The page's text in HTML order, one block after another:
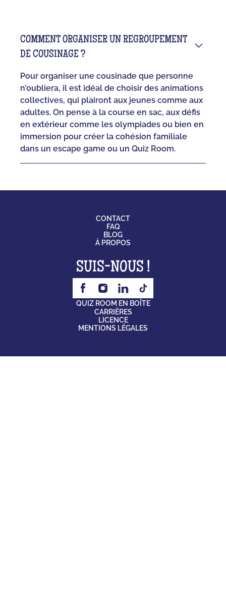
COMMENT ORGANISER UN REGROUPEMENT
DE COUSINAGE ?
Pour organiser une cousinade que personne
n’oubliera, il est idéal de choisir des animations
collectives, qui plairont aux jeunes comme aux
adultes. On pense à la course en sac, aux défis
en extérieur comme les olympiades ou bien en
immersion pour créer la cohésion familiale
dans un escape game ou un Quiz Room.
CONTACT
FAQ
BLOG
À PROPOS
SUIS-NOUS !
QUIZ ROOM EN BOÎTE
CARRIÈRES
LICENCE
MENTIONS LÉGALES